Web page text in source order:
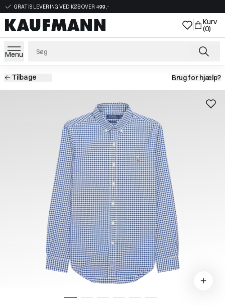
GRATIS LEVERING VED KØB OVER 499,-
Kurv
(0)
Menu
Tilbage Brug for hjælp?